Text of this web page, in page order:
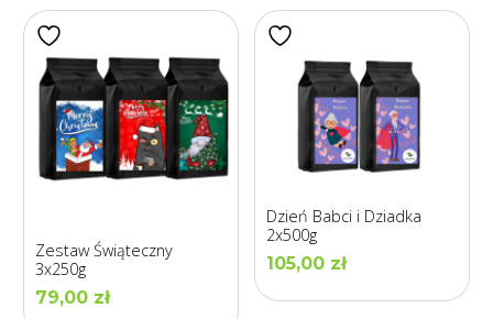
Zestaw Świąteczny
3x250g
79,00 zł
Dzień Babci i Dziadka
2x500g
105,00 zł